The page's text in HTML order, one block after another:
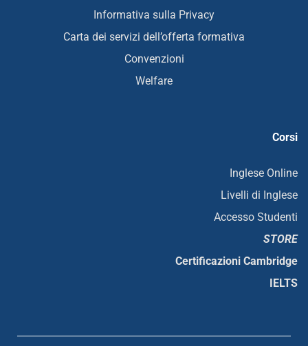
Informativa sulla Privacy
Carta dei servizi dell’offerta formativa
Convenzioni
Welfare
Corsi
Inglese Online
Livelli di Inglese
Accesso Studenti
STORE
Certificazioni Cambridge
IELTS